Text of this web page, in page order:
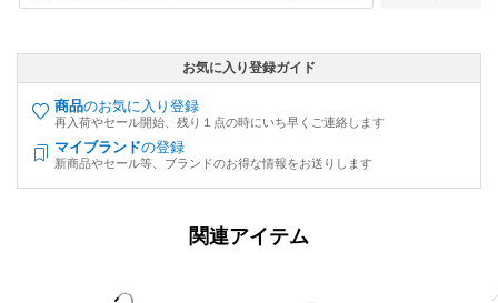
お気に入り登録ガイド
商品のお気に入り登録
再入荷やセール開始、残り１点の時にいち早くご連絡します
マイブランドの登録
新商品やセール等、ブランドのお得な情報をお送りします
関連アイテム